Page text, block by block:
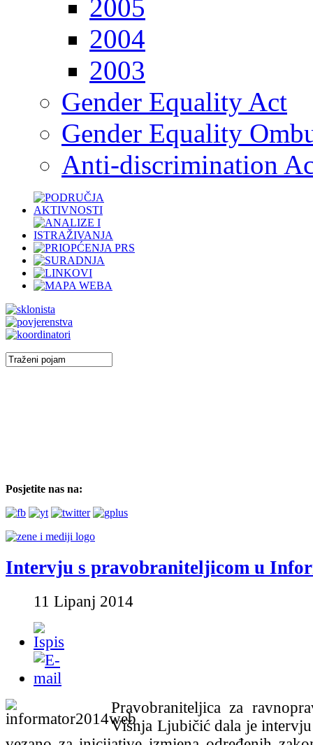
2005
2004
2003
Gender Equality Act
Gender Equality
Anti-discrimination
Posjetite nas na:
Intervju s pravobraniteljicom u
11 Lipanj 2014
Pravobraniteljica za
Višnja Ljubičić dala je